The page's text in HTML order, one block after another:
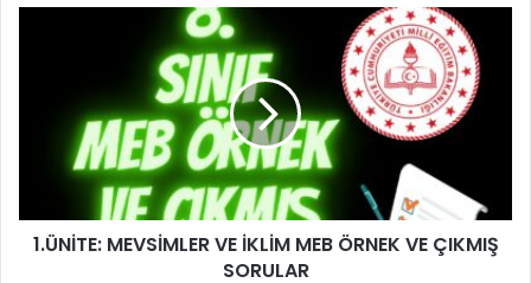
1.ÜNİTE: MEVSİMLER VE İKLİM MEB ÖRNEK VE ÇIKMIŞ
SORULAR